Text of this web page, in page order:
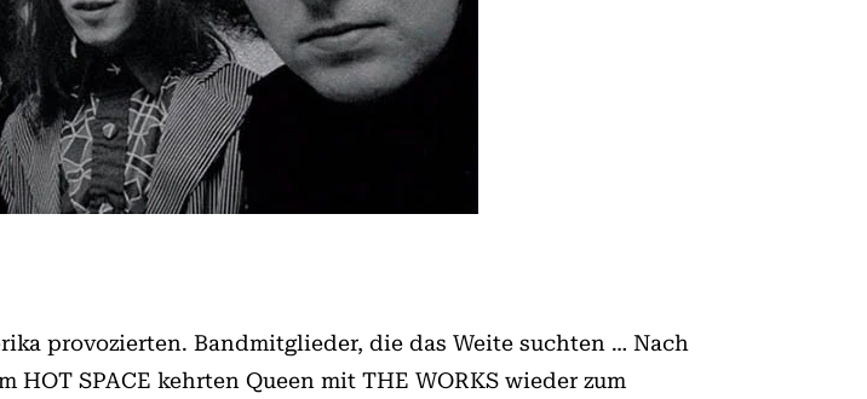
provozierten. Bandmitglieder, die das Weite suchten … Nach
SPACE kehrten Queen mit THE WORKS wieder zum